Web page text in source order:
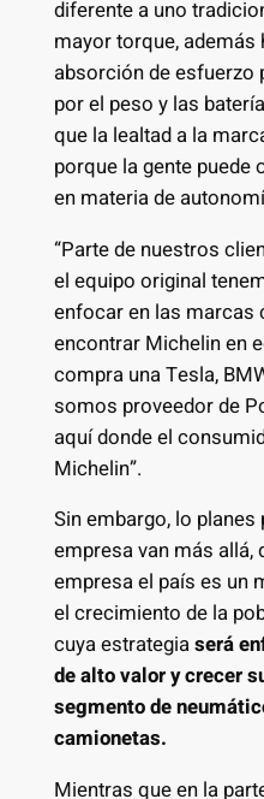
diferente a uno
mayor torque, además
absorción de esfuerzo
por el peso y las
que la lealtad a la
porque la gente
en materia de
“Parte de nuestros
el equipo original
enfocar en las marcas
encontrar Michelin en
compra una Tesla,
somos proveedor de
aquí donde el
Michelin”.
Sin embargo, lo
empresa van más allá,
empresa el país es un
el crecimiento de la
cuya estrategiaserá
de alto valor y crecer
segmento de
camionetas.
Mientras que en la